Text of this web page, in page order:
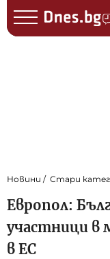
Новини Стари
Европол:
участници в
в ЕС